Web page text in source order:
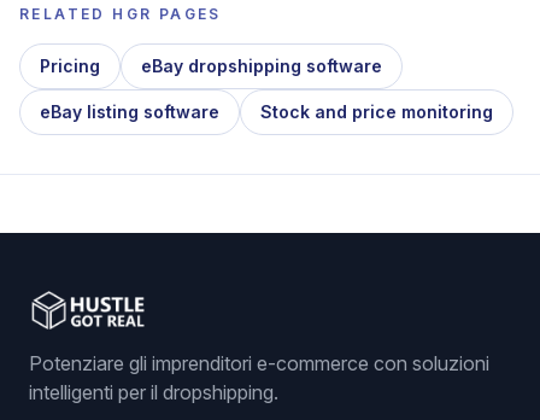
RELATED HGR PAGES
Pricing eBay dropshipping software
eBay listing software Stock and price monitoring
Potenziare gli imprenditori e-commerce con soluzioni
intelligenti per il dropshipping.